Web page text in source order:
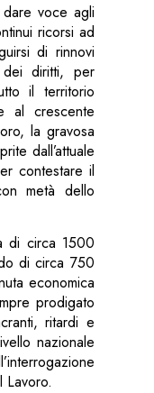
voce agli
ricorsi ad
di rinnovi
dei diritti, per
il territorio
al crescente
la gravosa
dall’attuale
contestare il
metà dello
di circa 1500
di circa 750
economica
prodigato
ritardi e
nazionale